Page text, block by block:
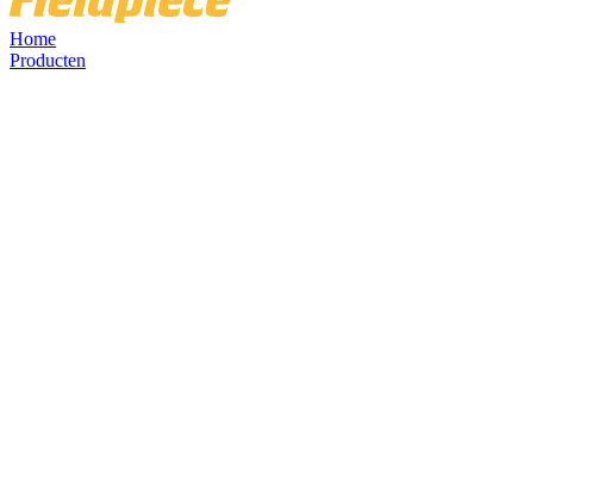
Home
Producten